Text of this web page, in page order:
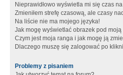
Nieprawidłowo wyświetla mi się czas
Zmieniłem strefę czasową, ale czasy
Na liście nie ma mojego języka!
Jak mogę wyświetlać obrazek pod
Czym jest moja ranga i jak mogę ją
Dlaczego muszę się zalogować po
Problemy z pisaniem